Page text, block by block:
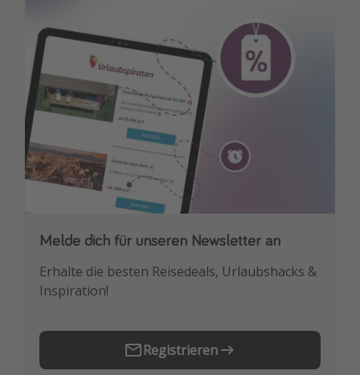
Melde dich für unseren Newsletter an
Erhalte die besten Reisedeals, Urlaubshacks &
Inspiration!
Registrieren
Downloade unsere App
Buche die besten Reiseschnäppchen als
Erstes.